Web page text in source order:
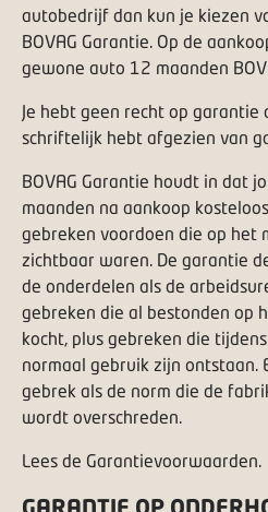
autobedrijf dan kun je kiezen
BOVAG Garantie. Op de
gewone auto 12 maanden
Je hebt geen recht op garantie
schriftelijk hebt afgezien van
BOVAG Garantie houdt in dat
maanden na aankoop
gebreken voordoen die op het
zichtbaar waren. De garantie
de onderdelen als de
gebreken die al bestonden op
kocht, plus gebreken die
normaal gebruik zijn ontstaan.
gebrek als de norm die de
wordt overschreden.
Lees de Garantievoorwaarden.
GARANTIE OP